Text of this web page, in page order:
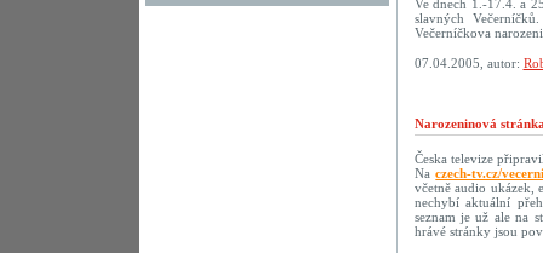
Ve dnech 1.-17.4. a
slavných
Večerníčkova
07.04.2005, autor:
Narozeninová
Česka televize
Naczech-tv.cz/
včetně audio ukázek,
nechybí aktuální
seznam je už ale na
hrávé stránky jsou